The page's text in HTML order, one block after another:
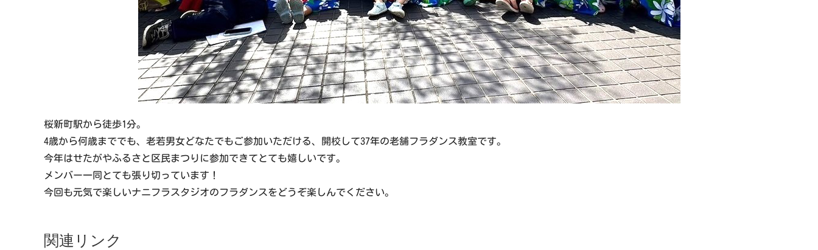
桜新町駅から徒歩1分。
4歳から何歳まででも、老若男女どなたでもご参加いただける、開校して37年の老舗フラダンス教室です。
今年はせたがやふるさと区民まつりに参加できてとても嬉しいです。
メンバー一同とても張り切っています！
今回も元気で楽しいナニフラスタジオのフラダンスをどうぞ楽しんでください。
関連リンク